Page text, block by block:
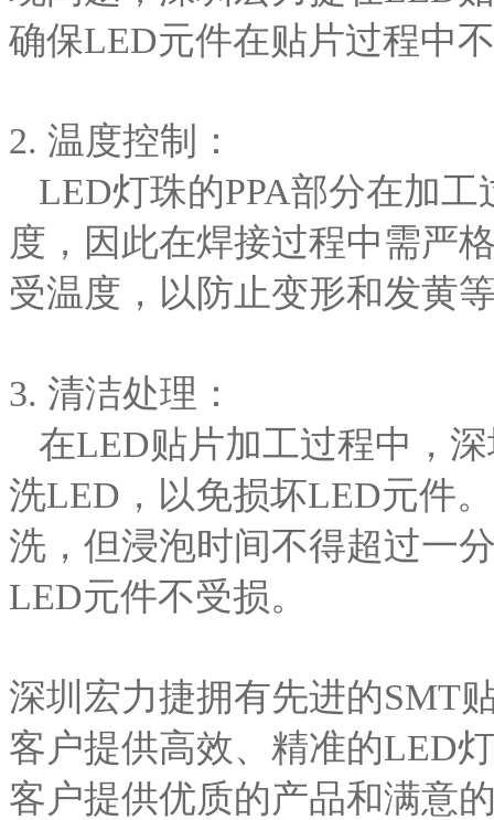
确保LED元件在贴片过程中
2. 温度控制：
LED灯珠的PPA部分在加工
度，因此在焊接过程中需严
受温度，以防止变形和发黄
3. 清洁处理：
在LED贴片加工过程中，
洗LED，以免损坏LED元件
洗，但浸泡时间不得超过一
LED元件不受损。
深圳宏力捷拥有先进的SMT
客户提供高效、精准的LED
客户提供优质的产品和满意